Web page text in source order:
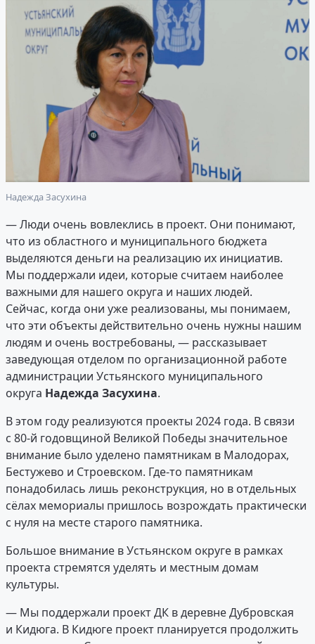
Надежда Засухина
— Люди очень вовлеклись в проект. Они понимают,
что из областного и муниципального бюджета
выделяются деньги на реализацию их инициатив.
Мы поддержали идеи, которые считаем наиболее
важными для нашего округа и наших людей.
Сейчас, когда они уже реализованы, мы понимаем,
что эти объекты действительно очень нужны нашим
людям и очень востребованы, — рассказывает
заведующая отделом по организационной работе
администрации Устьянского муниципального
округа Надежда Засухина.
В этом году реализуются проекты 2024 года. В связи
с 80-й годовщиной Великой Победы значительное
внимание было уделено памятникам в Малодорах,
Бестужево и Строевском. Где-то памятникам
понадобилась лишь реконструкция, но в отдельных
сёлах мемориалы пришлось возрождать практически
с нуля на месте старого памятника.
Большое внимание в Устьянском округе в рамках
проекта стремятся уделять и местным домам
культуры.
— Мы поддержали проект ДК в деревне Дубровская
и Кидюга. В Кидюге проект планируется продолжить